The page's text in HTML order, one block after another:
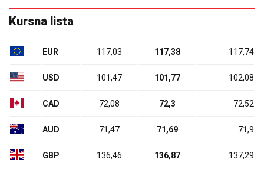
Kursna lista
EUR 117,03 117,38 117,74
USD 101,47 101,77 102,08
CAD 72,08 72,3 72,52
AUD 71,47 71,69 71,9
GBP 136,46 136,87 137,29